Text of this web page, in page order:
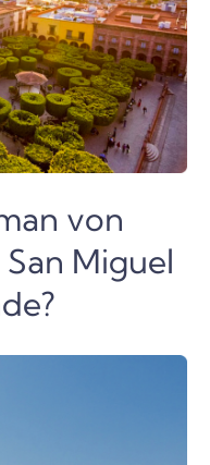
von
Miguel